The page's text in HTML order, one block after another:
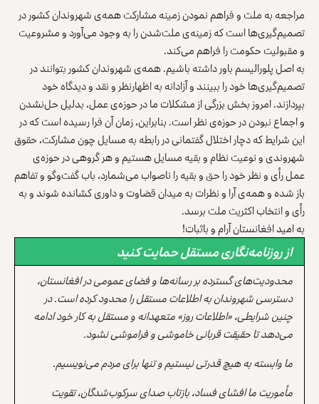
مراجعه به ملت و فراهم نمودن زمینه مشارکت همه‌ی شهروندان کشور در
تصمیم‌گیری‌ها است که زمینه‌ی ملت‌شدن را به‌ وجود می‌آورد و مشروعیت
و مقبولیت حکومت را فراهم می‌کند.
به اصل پلورالیسم باور داشته باشیم. همه‌ی شهروندان کشور بتوانند در
تصمیم‌گیری‌ها خود را ببینند و آزادانه به اظهارنظر و نقد و دیدگاه خود
بپردازند. امروز بخش بزرگی از مشکلات ما در حوزه‌ی عمل، بدلیل حل‌نشدن
و اجماع‌ نبودن در حوزه‌ی نظر است. بنابراین، زمان آن فرا رسیده است که در
این شرایط که دچار اختلال گفتمانی در رابطه به مسایل چون مشارکت، حقوق
شهروندی و نوعیت نظام و بقیه مسایل هستیم و هر گروهی در حوزه‌ی
عمل رأی و نظر خود را حق و بقیه را ناصواب می‌شمارد، باب گفت‌وگو و تفاهم
باز شده و همه‌ی آرا و نظرات به میدان قضاوت و داوری کشانده شوند و به
رأی و انتخاب اکثریت ملت برسد.
به امید افغانستان آرام و باثبات!
از روزنامه‌نگاری مستقل حمایت کنید
محدودیت‌های گسترده بر رسانه‌ها و فضای عمومی در افغانستان،
دسترسی شهروندان به اطلاعات مستقل را محدود کرده است. در
چنین شرایطی، «اطلاعات روز» متعهدانه و مستقل به کار خود ادامه
می‌دهد تا حقیقت قربانی خاموشی و فراموشی نشود.
ما وابسته به هیچ قدرتی نیستیم و تنها برای مردم می‌نویسیم.
مأموریت ما افشای فساد، بازتاب صدای سرکوب‌شدگان، تقویت